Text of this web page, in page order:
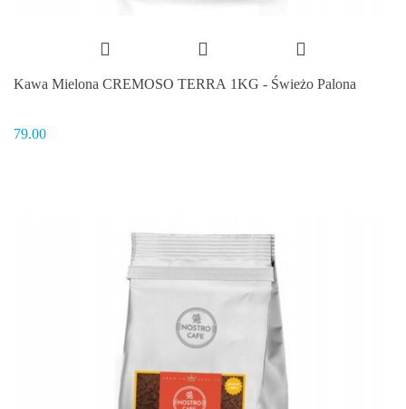
Kawa Mielona CREMOSO TERRA 1KG - Świeżo Palona
79.00